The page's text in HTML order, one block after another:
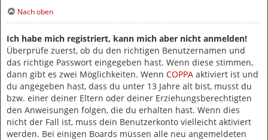
Nach oben
Ich habe mich registriert, kann mich aber nicht anmelden!
Überprüfe zuerst, ob du den richtigen Benutzernamen und
das richtige Passwort eingegeben hast. Wenn diese stimmen,
dann gibt es zwei Möglichkeiten. Wenn COPPA aktiviert ist und
du angegeben hast, dass du unter 13 Jahre alt bist, musst du
bzw. einer deiner Eltern oder deiner Erziehungsberechtigten
den Anweisungen folgen, die du erhalten hast. Wenn dies
nicht der Fall ist, muss dein Benutzerkonto vielleicht aktiviert
werden. Bei einigen Boards müssen alle neu angemeldeten